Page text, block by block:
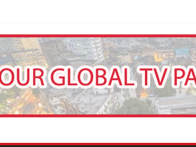
Understanding of Justice